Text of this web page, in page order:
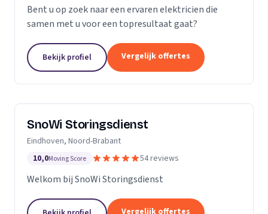
Bent u op zoek naar een ervaren elektricien die
samen met u voor een topresultaat gaat?
Bekijk profiel Vergelijk offertes
SnoWi Storingsdienst
Eindhoven, Noord-Brabant
10,0Moving Score 54 reviews
Welkom bij SnoWi Storingsdienst
Vergelijk offertes